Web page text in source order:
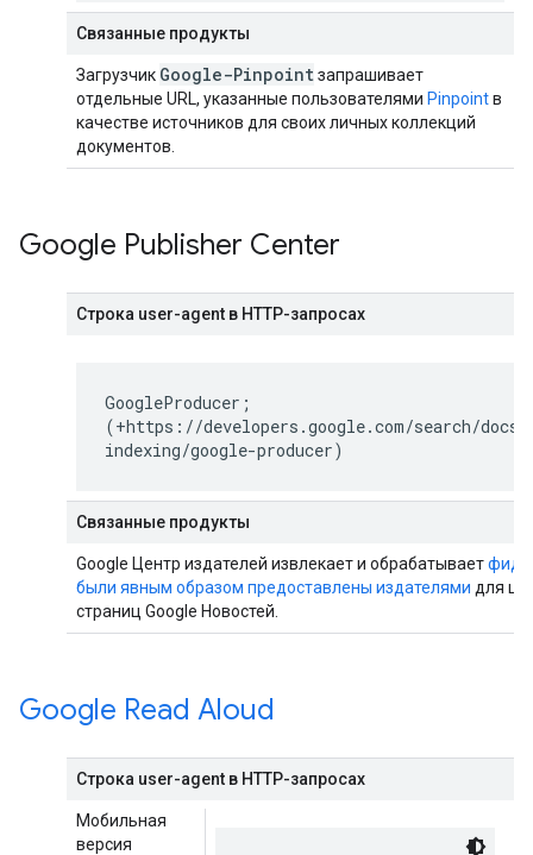
Связанные продукты
Загрузчик Google-Pinpointзапрашивает
отдельные URL, указанные пользователями Pinpointв
качестве источников для своих личных коллекций
документов.
Google Publisher Center
Строка user-agent в HTTP-запросах
GoogleProducer;
(+https://developers.google.com/search/
indexing/google-producer)
Связанные продукты
Google Центр издателей извлекает и обрабатывает
были явным образом предоставлены издателями для
страниц Google Новостей.
Google Read Aloud
Строка user-agent в HTTP-запросах
Мобильная
версия